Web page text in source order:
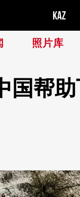
KAZ
照片库
国帮